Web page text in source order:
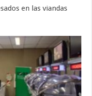
en las viandas